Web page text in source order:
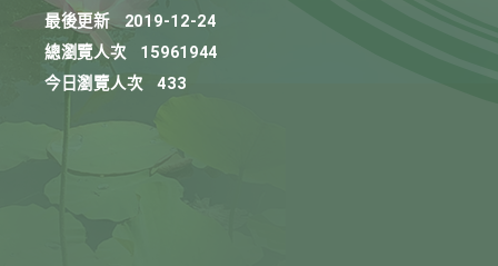
最後更新
2019-12-24
總瀏覽人次
15961944
今日瀏覽人次
433